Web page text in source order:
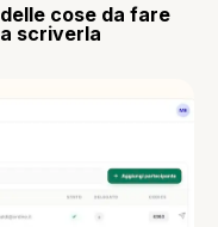
cose da fare
scriverla